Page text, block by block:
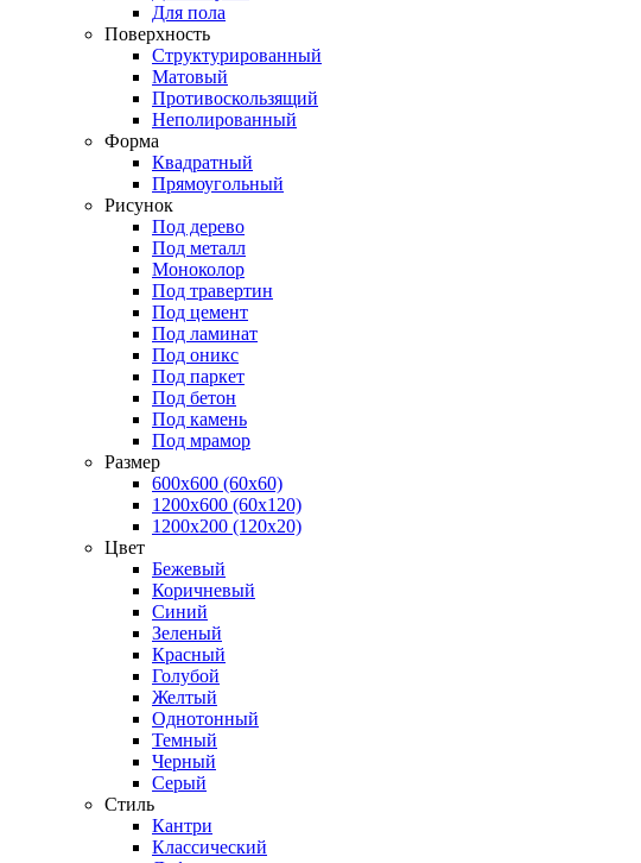
Для пола
Поверхность
Структурированный
Матовый
Противоскользящий
Неполированный
Форма
Квадратный
Прямоугольный
Рисунок
Под дерево
Под металл
Моноколор
Под травертин
Под цемент
Под ламинат
Под оникс
Под паркет
Под бетон
Под камень
Под мрамор
Размер
600х600 (60x60)
1200х600 (60x120)
1200х200 (120x20)
Цвет
Бежевый
Коричневый
Синий
Зеленый
Красный
Голубой
Желтый
Однотонный
Темный
Черный
Серый
Стиль
Кантри
Классический